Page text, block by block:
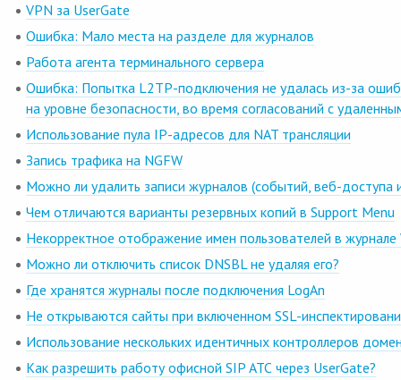
VPN за UserGate
Ошибка: Мало места на разделе для журналов
Работа агента терминального сервера
Ошибка: Попытка L2TP-подключения не удалась из-за
на уровне безопасности, во время согласований с
Использование пула IP-адресов для NAT трансляции
Запись трафика на NGFW
Можно ли удалить записи журналов (событий, веб-доступа
Чем отличаются варианты резервных копий в Support Menu
Некорректное отображение имен пользователей в журнале
Можно ли отключить список DNSBL не удаляя его?
Где хранятся журналы после подключения LogAn
Не открываются сайты при включенном SSL-
Использование нескольких идентичных контроллеров
Как разрешить работу офисной SIP АТС через UserGate?